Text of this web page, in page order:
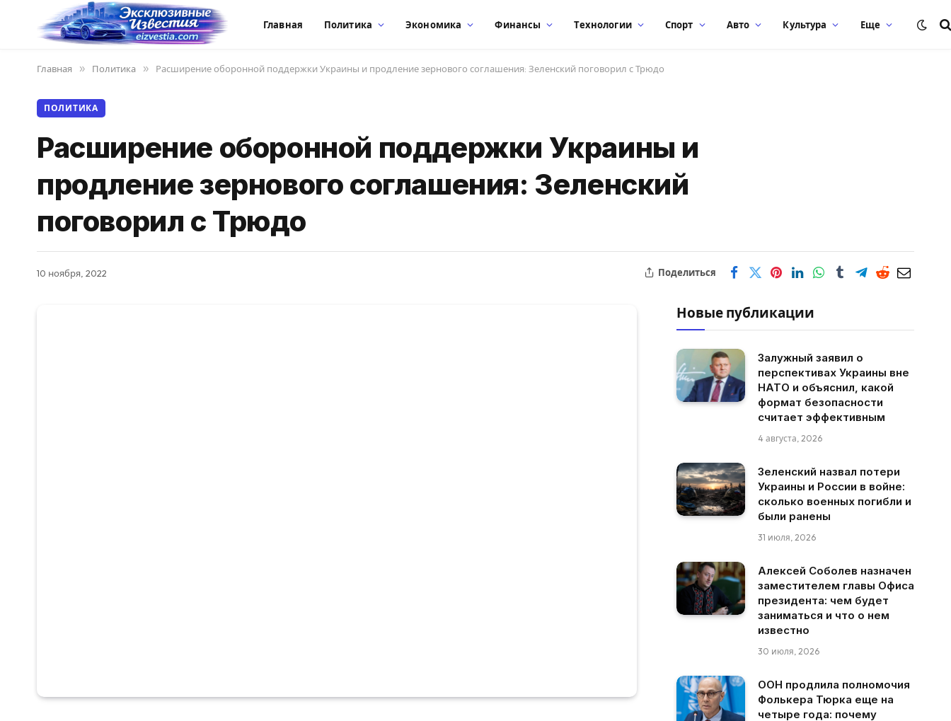
Главная Политика Экономика Финансы Технологии Спорт Авто Культура Еще
Главная » Политика » Расширение оборонной поддержки Украины и продление зернового соглашения: Зеленский поговорил с Трюдо
ПОЛИТИКА
Расширение оборонной поддержки Украины и
продление зернового соглашения: Зеленский
поговорил с Трюдо
10 ноября, 2022 Поделиться
Новые публикации
Залужный заявил о
перспективах Украины вне
НАТО и объяснил, какой
формат безопасности
считает эффективным
4 августа, 2026
Зеленский назвал потери
Украины и России в войне:
сколько военных погибли и
были ранены
31 июля, 2026
Алексей Соболев назначен
заместителем главы Офиса
президента: чем будет
заниматься и что о нем
известно
30 июля, 2026
ООН продлила полномочия
Фолькера Тюрка еще на
четыре года: почему